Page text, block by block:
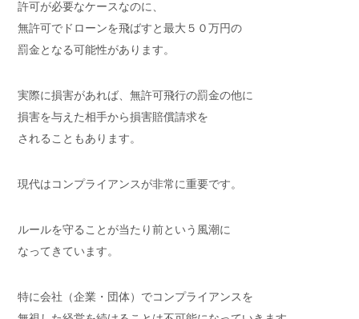
許可が必要なケースなのに、
無許可でドローンを飛ばすと最大５０万円の
罰金となる可能性があります。
実際に損害があれば、無許可飛行の罰金の他に
損害を与えた相手から損害賠償請求を
されることもあります。
現代はコンプライアンスが非常に重要です。
ルールを守ることが当たり前という風潮に
なってきています。
特に会社（企業・団体）でコンプライアンスを